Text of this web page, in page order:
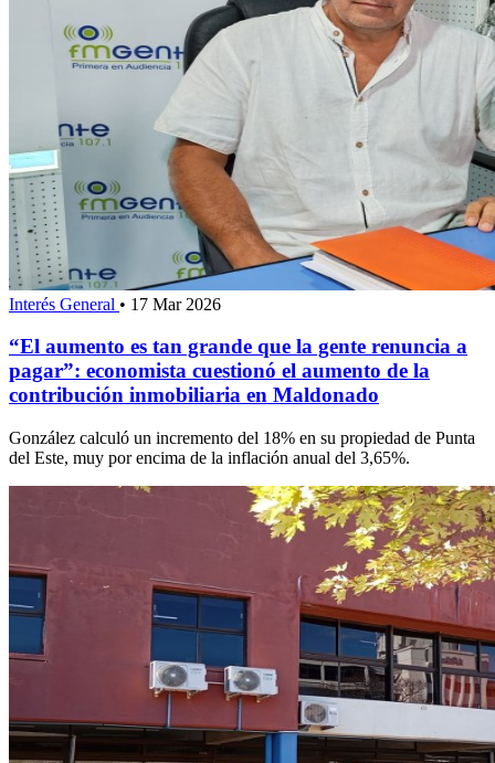
Interés General • 17 Mar 2026
“El aumento es tan grande que la gente renuncia a
pagar”: economista cuestionó el aumento de la
contribución inmobiliaria en Maldonado
González calculó un incremento del 18% en su propiedad de Punta
del Este, muy por encima de la inflación anual del 3,65%.